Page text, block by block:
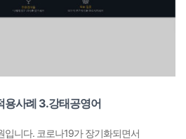
용사례 3.강태공영어
니다. 코로나19가 장기화되면서